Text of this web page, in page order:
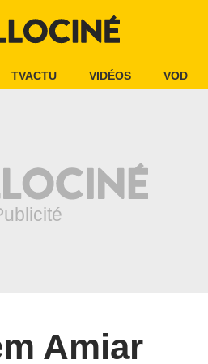
TVACTU VIDÉOS VOD
Amiar